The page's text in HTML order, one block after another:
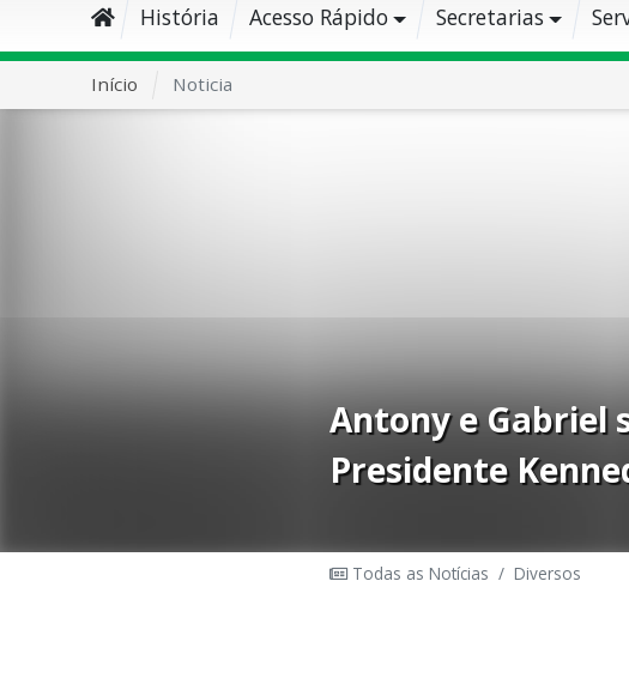
História Acesso Rápido Secretarias
Início Noticia
Antony e Gabriel
Presidente
Todas as Notícias / Diversos